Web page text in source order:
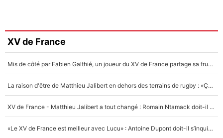
XV de France
Mis de côté par Fabien Galthié, un joueur du XV de France partage sa frustration : «ils ne me l’ont pas dit tout de suite»
La raison d'être de Matthieu Jalibert en dehors des terrains de rugby : «Ça m'atteint autant que si tu touches à un membre de ma famille»
XV de France - Matthieu Jalibert a tout changé : Romain Ntamack doit-il s’inquiéter pour sa place à un an de la Coupe du monde ?
«Le XV de France est meilleur avec Lucu» : Antoine Dupont doit-il s’inquiéter pour sa place ?